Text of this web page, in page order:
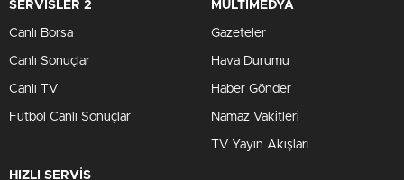
SERVİSLER 2
Canlı Borsa
Canlı Sonuçlar
Canlı TV
Futbol Canlı Sonuçlar
MULTİMEDYA
Gazeteler
Hava Durumu
Haber Gönder
Namaz Vakitleri
TV Yayın Akışları
HIZLI SERVİS